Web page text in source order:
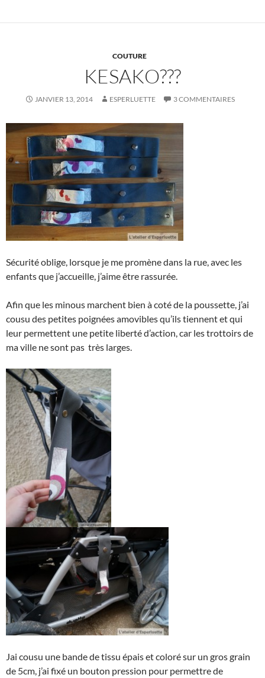
COUTURE
KESAKO???
JANVIER 13, 2014 ESPERLUETTE 3 COMMENTAIRES
Sécurité oblige, lorsque je me promène dans la rue, avec les
enfants que j’accueille, j’aime être rassurée.
Afin que les minous marchent bien à coté de la poussette, j’ai
cousu des petites poignées amovibles qu’ils tiennent et qui
leur permettent une petite liberté d’action, car les trottoirs de
ma ville ne sont pas très larges.
Jai cousu une bande de tissu épais et coloré sur un gros grain
de 5cm, j’ai fixé un bouton pression pour permettre de